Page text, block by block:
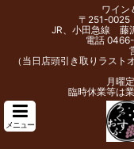
ワイ
〒251-0025
JR、小田急線 藤
電話
（当日店頭引き取りラス
月曜
臨時休業等は
メニュー